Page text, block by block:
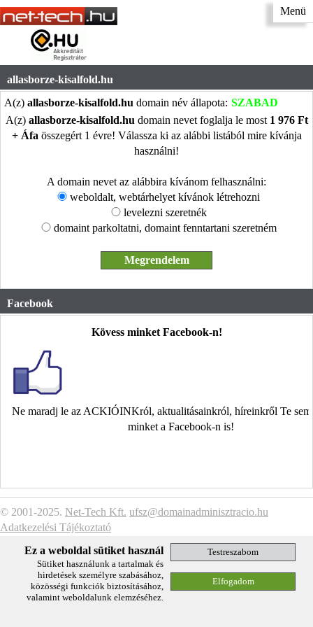
Menü
allasborze-kisalfold.hu
A(z) allasborze-kisalfold.hu domain név állapota: SZABAD
A(z) allasborze-kisalfold.hu domain nevet foglalja le most 1 976 Ft
+ Áfa összegért 1 évre! Válassza ki az alábbi listából mire kívánja
használni!
A domain nevet az alábbira kívánom felhasználni:
weboldalt, webtárhelyet kívánok létrehozni
levelezni szeretnék
domaint parkoltatni, domaint fenntartani szeretném
Facebook
Kövess minket Facebook-n!
Ne maradj le az ACKIÓINKról, aktualitásainkról, híreinkről Te
minket a Facebook-n is!
© 2001-2025. Net-Tech Kft. ufsz@domainadminisztracio.hu
Adatkezelési Tájékoztató
Ez a weboldal sütiket használ
Sütiket használunk a tartalmak és
hirdetések személyre szabásához,
közösségi funkciók biztosításához,
valamint weboldalunk elemzéséhez.